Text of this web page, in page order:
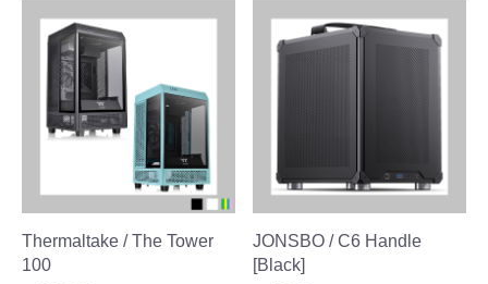
Thermaltake / The Tower
100
JONSBO / C6 Handle
[Black]